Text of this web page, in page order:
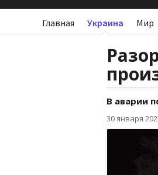
Главная Украина Мир
В аварии
30 января